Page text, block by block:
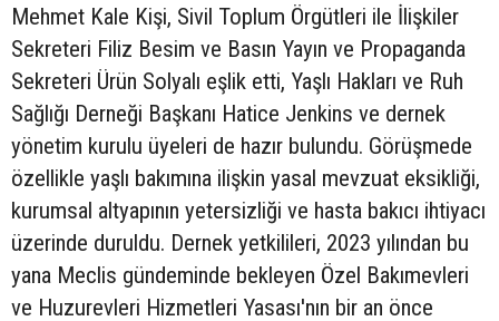
Mehmet Kale Kişi, Sivil Toplum Örgütleri ile İlişkiler
Sekreteri Filiz Besim ve Basın Yayın ve Propaganda
Sekreteri Ürün Solyalı eşlik etti, Yaşlı Hakları ve Ruh
Sağlığı Derneği Başkanı Hatice Jenkins ve dernek
yönetim kurulu üyeleri de hazır bulundu. Görüşmede
özellikle yaşlı bakımına ilişkin yasal mevzuat eksikliği,
kurumsal altyapının yetersizliği ve hasta bakıcı ihtiyacı
üzerinde duruldu. Dernek yetkilileri, 2023 yılından bu
yana Meclis gündeminde bekleyen Özel Bakımevleri
ve Huzurevleri Hizmetleri Yasası'nın bir an önce